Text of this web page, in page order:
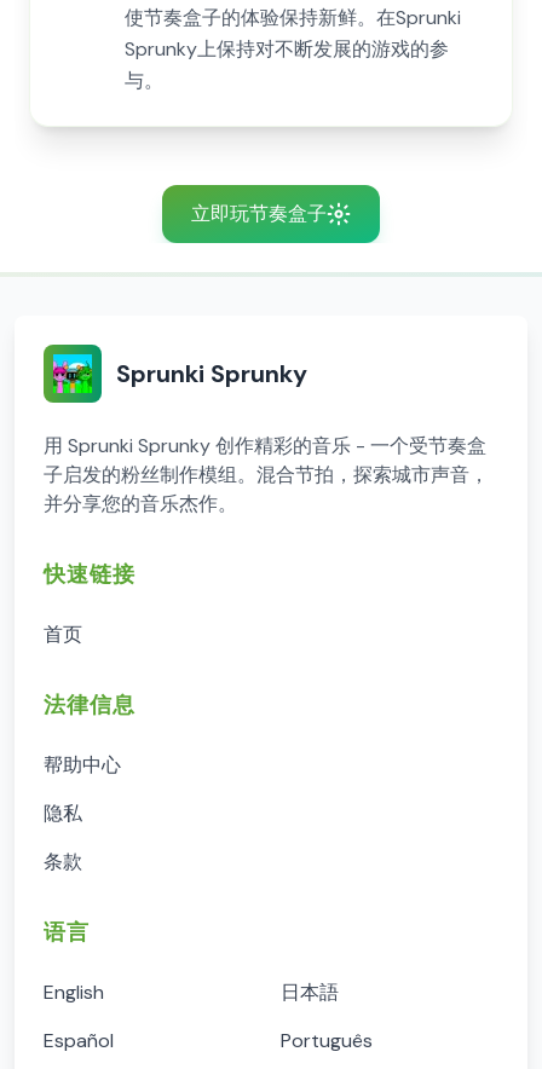
使节奏盒子的体验保持新鲜。在Sprunki
Sprunky上保持对不断发展的游戏的参
与。
立即玩节奏盒子
Sprunki Sprunky
用 Sprunki Sprunky 创作精彩的音乐 - 一个受节奏盒
子启发的粉丝制作模组。混合节拍，探索城市声音，
并分享您的音乐杰作。
快速链接
首页
法律信息
帮助中心
隐私
条款
语言
English
日本語
Español
Português